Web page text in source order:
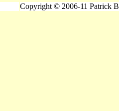
Copyright © 2006-11 Patrick